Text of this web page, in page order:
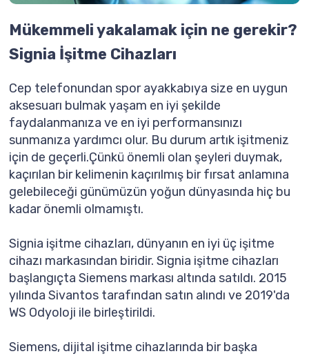
Mükemmeli yakalamak için ne gerekir?
Signia İşitme Cihazları
Cep telefonundan spor ayakkabıya size en uygun
aksesuarı bulmak yaşam en iyi şekilde
faydalanmanıza ve en iyi performansınızı
sunmanıza yardımcı olur. Bu durum artık işitmeniz
için de geçerli.Çünkü önemli olan şeyleri duymak,
kaçırılan bir kelimenin kaçırılmış bir fırsat anlamına
gelebileceği günümüzün yoğun dünyasında hiç bu
kadar önemli olmamıştı.
Signia işitme cihazları, dünyanın en iyi üç işitme
cihazı markasından biridir. Signia işitme cihazları
başlangıçta Siemens markası altında satıldı. 2015
yılında Sivantos tarafından satın alındı ​​ve 2019'da
WS Odyoloji ile birleştirildi.
Siemens, dijital işitme cihazlarında bir başka